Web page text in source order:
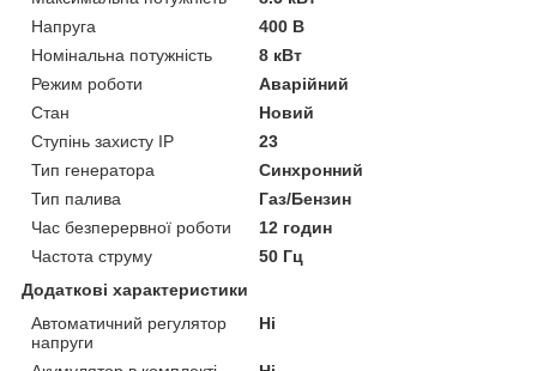
Напруга
400 В
Номінальна потужність
8 кВт
Режим роботи
Аварійний
Стан
Новий
Ступінь захисту IP
23
Тип генератора
Синхронний
Тип палива
Газ/Бензин
Час безперервної роботи
12 годин
Частота струму
50 Гц
Додаткові характеристики
Автоматичний регулятор
напруги
Ні